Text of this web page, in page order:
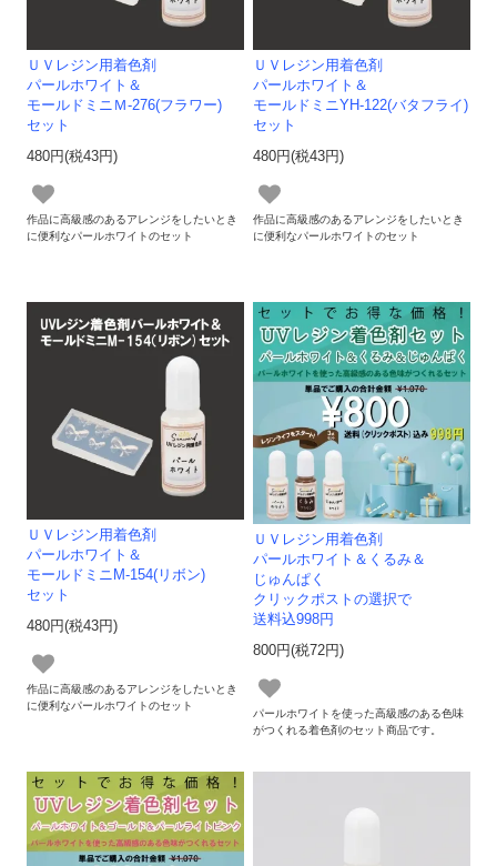
ＵＶレジン用着色剤
パールホワイト＆
モールドミニＭ-276(フラワー)
セット
480円(税43円)
作品に高級感のあるアレンジをしたいとき
に便利なパールホワイトのセット
ＵＶレジン用着色剤
パールホワイト＆
モールドミニYH-122(バタフライ)
セット
480円(税43円)
作品に高級感のあるアレンジをしたいとき
に便利なパールホワイトのセット
ＵＶレジン用着色剤
パールホワイト＆
モールドミニM-154(リボン)
セット
480円(税43円)
作品に高級感のあるアレンジをしたいとき
に便利なパールホワイトのセット
ＵＶレジン用着色剤
パールホワイト＆くるみ＆
じゅんぱく
クリックポストの選択で
送料込998円
800円(税72円)
パールホワイトを使った高級感のある色味
がつくれる着色剤のセット商品です。